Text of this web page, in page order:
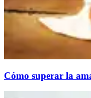
Cómo superar la